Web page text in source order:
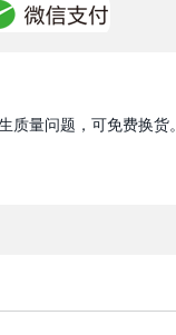
质量问题，可免费换货。